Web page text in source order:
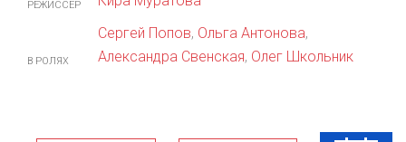
РЕЖИССЕР
В РОЛЯХ
Сергей Попов, Ольга Антонова,
Александра Свенская, Олег Школьник